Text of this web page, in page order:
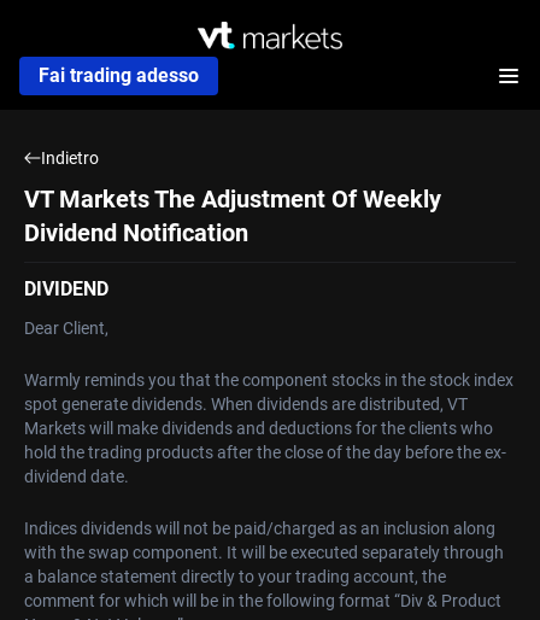
Fai trading adesso
Indietro
VT Markets The Adjustment Of Weekly
Dividend Notification
DIVIDEND
Dear Client,
Warmly reminds you that the component stocks in the stock index
spot generate dividends. When dividends are distributed, VT
Markets will make dividends and deductions for the clients who
hold the trading products after the close of the day before the ex-
dividend date.
Indices dividends will not be paid/charged as an inclusion along
with the swap component. It will be executed separately through
a balance statement directly to your trading account, the
comment for which will be in the following format “Div & Product